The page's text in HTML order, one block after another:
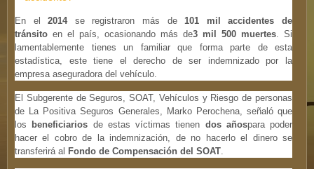
En el2014 se registraron más de101 mil accidentes de
tránsito en el país, ocasionando más de3 mil 500 muertes. Si
lamentablemente tienes un familiar que forma parte de esta
estadística, este tiene el derecho de ser indemnizado por la
empresa aseguradora del vehículo.
El Subgerente de Seguros, SOAT, Vehículos y Riesgo de personas
de La Positiva Seguros Generales, Marko Perochena, señaló que
los
beneficiarios de estas víctimas tienen dos añospara poder
hacer el cobro de la indemnización, de no hacerlo el dinero se
transferirá al Fondo de Compensación del SOAT.